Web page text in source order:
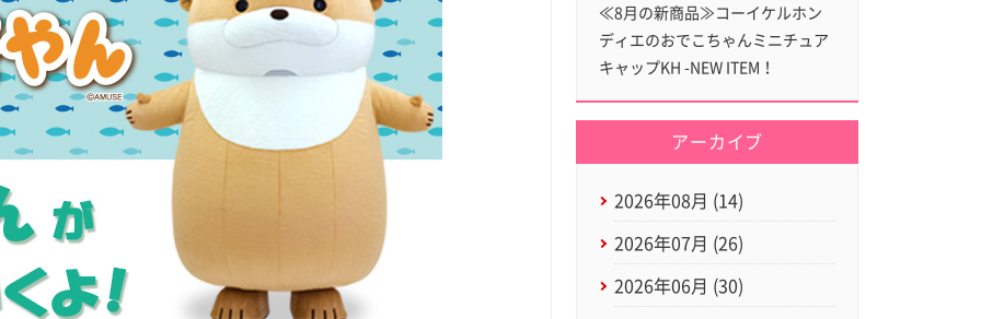
≪8月の新商品≫コーイケルホン
ディエのおでこちゃんミニチュア
キャップKH -NEW ITEM！
アーカイブ
2026年08月 (14)
2026年07月 (26)
2026年06月 (30)